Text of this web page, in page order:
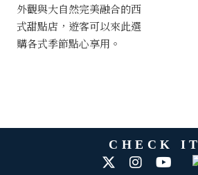
外觀與大自然完美融合的西
式甜點店，遊客可以來此選
購各式季節點心享用。
CHECK IT